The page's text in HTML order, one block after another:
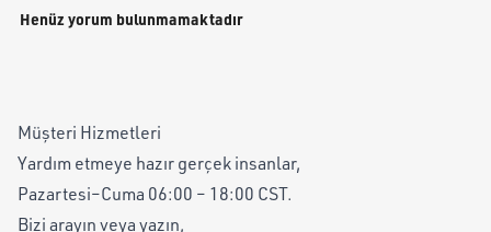
Henüz yorum bulunmamaktadır
Müşteri Hizmetleri
Yardım etmeye hazır gerçek insanlar,
Pazartesi–Cuma 06:00 – 18:00 CST.
Bizi arayın veya yazın,